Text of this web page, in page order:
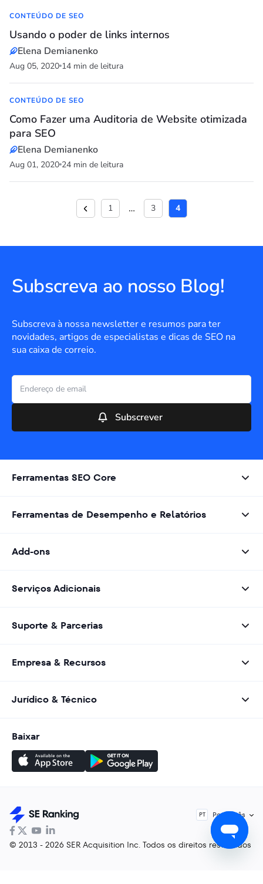
CONTEÚDO DE SEO
Usando o poder de links internos
Elena Demianenko
Aug 05, 2020 14 min de leitura
CONTEÚDO DE SEO
Como Fazer uma Auditoria de Website otimizada
para SEO
Elena Demianenko
Aug 01, 2020 24 min de leitura
1 … 3 4
Subscreva ao nosso Blog!
Subscreva à nossa newsletter e resumos para ter
novidades, artigos de especialistas e dicas de SEO na
sua caixa de correio.
Subscrever
Ferramentas SEO Core
Ferramentas de Desempenho e Relatórios
Add-ons
Serviços Adicionais
Suporte & Parcerias
Empresa & Recursos
Jurídico & Técnico
Baixar
PT Português
© 2013 - 2026 SER Acquisition Inc. Todos os direitos reservados